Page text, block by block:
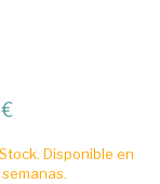
Disponible en